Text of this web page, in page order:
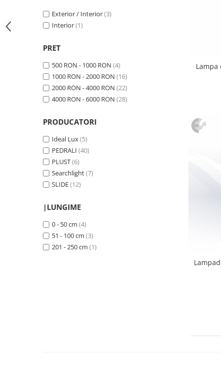
Vitrina bar / retrobar
Accesorii
Blaturi din MDF
Blaturi din metal
Blaturi din Topalit
Blaturi din HPL Compact
Scaune profesionale
Scaun laborator
Scaune de lucru
Exterior / Interior(3)
Interior(1)
PRET
500 RON - 1000 RON (4)
1000 RON - 2000 RON (16)
2000 RON - 4000 RON (22)
4000 RON - 6000 RON (28)
PRODUCATORI
Ideal Lux(5)
PEDRALI (40)
PLUST(6)
Searchlight(7)
SLIDE(12)
|LUNGIME
0 - 50 cm (4)
51 - 100 cm (3)
201 - 250 cm (1)
Lampa